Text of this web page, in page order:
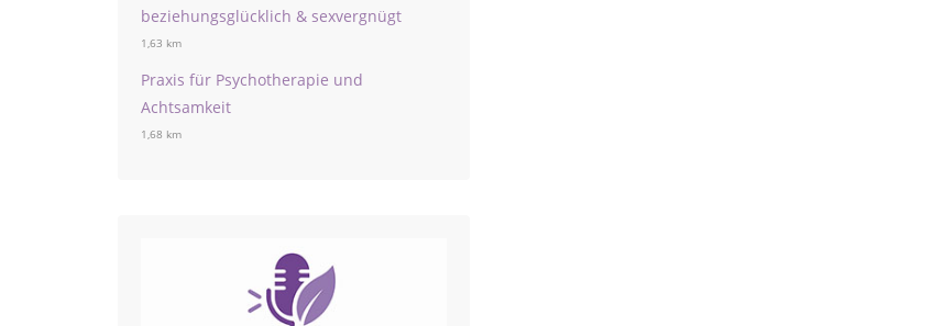
beziehungsglücklich & sexvergnügt
1,63 km
Praxis für Psychotherapie und
Achtsamkeit
1,68 km